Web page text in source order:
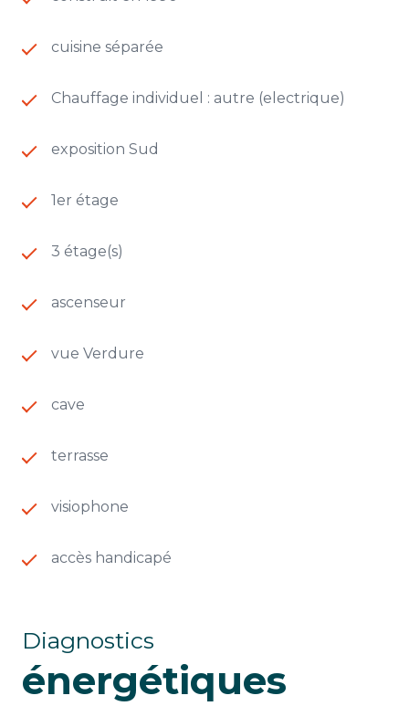
véritable cocon avec son dressing, sa salle de
terrasse principale.
complètent ce bien, en bon état général et
ascenseur, stationnement, belles surfaces et tout
le confort d'un bien récent.
Les informations sur les risques auxquels ce bien
cuisine séparée
Chauffage individuel : autre (electrique)
exposition Sud
1er étage
3 étage(s)
ascenseur
vue Verdure
cave
terrasse
visiophone
accès handicapé
Diagnostics
énergétiques